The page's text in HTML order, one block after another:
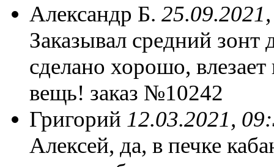
Александр Б.
Заказывал средний
сделано хорошо,
вещь! заказ №10242
Григорий 12.03.2021,
Алексей, да, в печке